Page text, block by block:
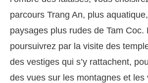
parcours Trang An, plus
paysages plus rudes de Tam Coc.
poursuivrez par la visite des
des vestiges qui s’y rattachent,
des vues sur les montagnes et les